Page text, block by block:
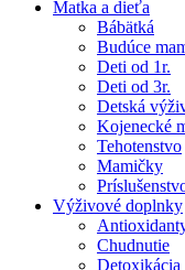
Matka a dieťa
Bábätká
Budúce
Deti od 1r.
Deti od 3r.
Detská
Kojenecké
Tehotenstvo
Mamičky
Výživové doplnky
Chudnutie
Detoxikácia